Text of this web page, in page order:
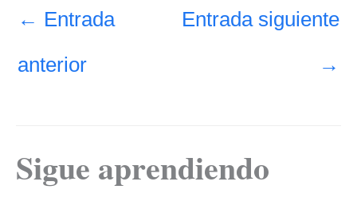
← Entrada
anterior
Entrada siguiente
→
Sigue aprendiendo